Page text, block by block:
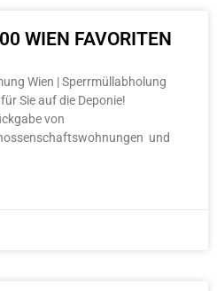
WIEN FAVORITEN
Wien | Sperrmüllabholung
Sie auf die Deponie!
von
und